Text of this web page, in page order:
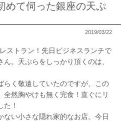
めて伺った銀座の天ぷ
2019/03/22
ストラン！先日ビジネスランチで
。天ぷらをしっかり頂くのは、
らく敬遠していたのですが、この
全然胸やけも無く完食！直ぐにリ
た！
ない小さな隠れ家的なお店。今日